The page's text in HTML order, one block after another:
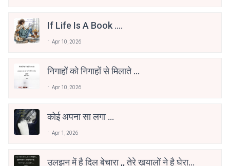
If Life Is A Book ....
Apr 10, 2026
निगाहों को निगाहों से मिलाते ...
Apr 10, 2026
कोई अपना सा लगा …
Apr 1, 2026
उलझन में है दिल बेचारा ,, तेरे ख़यालों ने है घेरा